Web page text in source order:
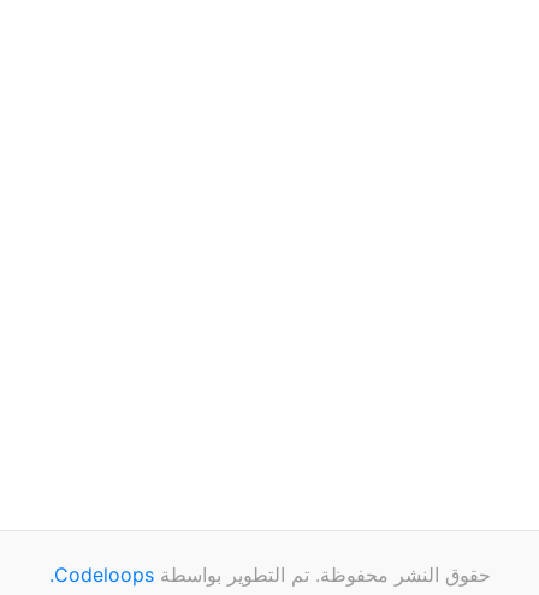
حقوق النشر محفوظة. تم التطوير بواسطةCodeloops.